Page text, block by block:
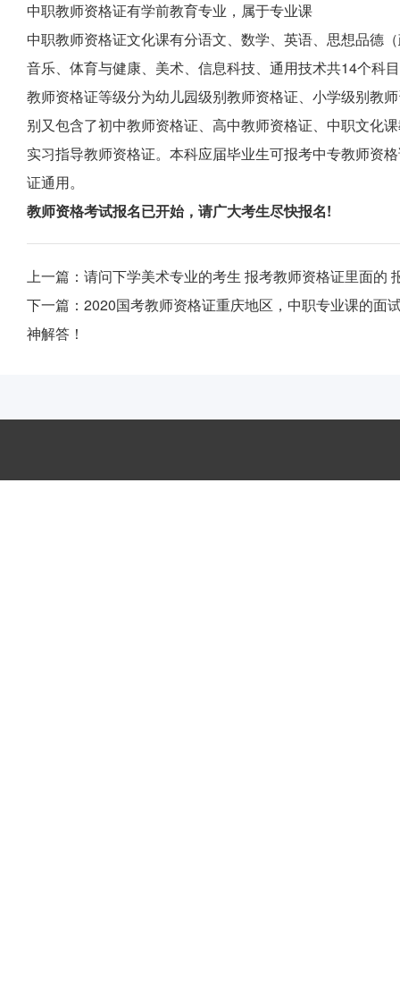
中职教师资格证有学前教育专业，属于专业课
中职教师资格证文化课有分语文、数学、英语、思想品德
音乐、体育与健康、美术、信息科技、通用技术共14个科
教师资格证等级分为幼儿园级别教师资格证、小学级别教
别又包含了初中教师资格证、高中教师资格证、中职文化
实习指导教师资格证。本科应届毕业生可报考中专教师资
证通用。
教师资格考试报名已开始，请广大考生尽快报名!
上一篇： 请问下学美术专业的考生 报考教师资格证里面的
下一篇： 2020国考教师资格证重庆地区，中职专业课的面
神解答！